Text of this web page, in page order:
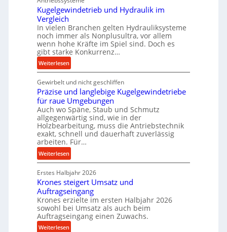
r
f
o
r
m
a
n
c
e
i
m
D
r
ü
c
k
p
r
o
z
e
s
Kugelgewindetrieb und Hydraulik im
Vergleich
In vielen Branchen gelten Hydrauliksysteme
noch immer als Nonplusultra, vor allem
wenn hohe Kräfte im Spiel sind. Doch es
gibt starke Konkurrenz…
Weiterlesen:
K
u
g
e
l
g
e
w
i
n
e
t
r
i
e
b
Gewirbelt und nicht geschliffen
Präzise und langlebige Kugelgewindetriebe
für raue Umgebungen
Auch wo Späne, Staub und Schmutz
allgegenwärtig sind, wie in der
Holzbearbeitung, muss die Antriebstechnik
exakt, schnell und dauerhaft zuverlässig
arbeiten. Für…
Weiterlesen:
P
r
ä
z
i
s
e
u
Erstes Halbjahr 2026
Krones steigert Umsatz und
Auftragseingang
Krones erzielte im ersten Halbjahr 2026
sowohl bei Umsatz als auch beim
Auftragseingang einen Zuwachs.
Weiterlesen: